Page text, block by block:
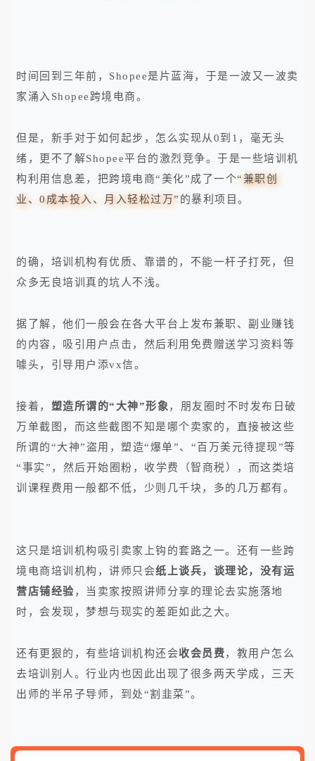
时间回到三年前，Shopee是片蓝海，于是一波又一波卖
家涌入Shopee跨境电商。
但是，新手对于如何起步，怎么实现从0到1，毫无头
绪，更不了解Shopee平台的激烈竞争。于是一些培训机
构利用信息差，把跨境电商“美化”成了一个“兼职创
业、0成本投入、月入轻松过万” 的暴利项目。
的确，培训机构有优质、靠谱的，不能一杆子打死，但
众多无良培训真的坑人不浅。
据了解，他们一般会在各大平台上发布兼职、副业赚钱
的内容，吸引用户点击，然后利用免费赠送学习资料等
噱头，引导用户添vx信。
接着， 塑造所谓的“大神”形象 ，朋友圈时不时发布日破
万单截图，而这些截图不知是哪个卖家的，直接被这些
所谓的“大神”盗用，塑造“爆单”、“百万美元待提现”等
“事实”，然后开始圈粉，收学费（智商税），而这类培
训课程费用一般都不低，少则几千块，多的几万都有。
这只是培训机构吸引卖家上钩的套路之一。还有一些跨
境电商培训机构，讲师只会纸上谈兵，谈理论，没有运
营店铺经验，当卖家按照讲师分享的理论去实施落地
时，会发现，梦想与现实的差距如此之大。
还有更狠的，有些培训机构还会收会员费，教用户怎么
去培训别人。行业内也因此出现了很多两天学成，三天
出师的半吊子导师，到处“割韭菜”。